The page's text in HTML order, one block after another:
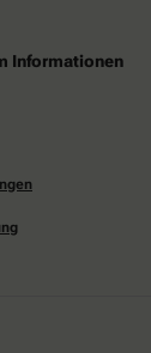
Informationen